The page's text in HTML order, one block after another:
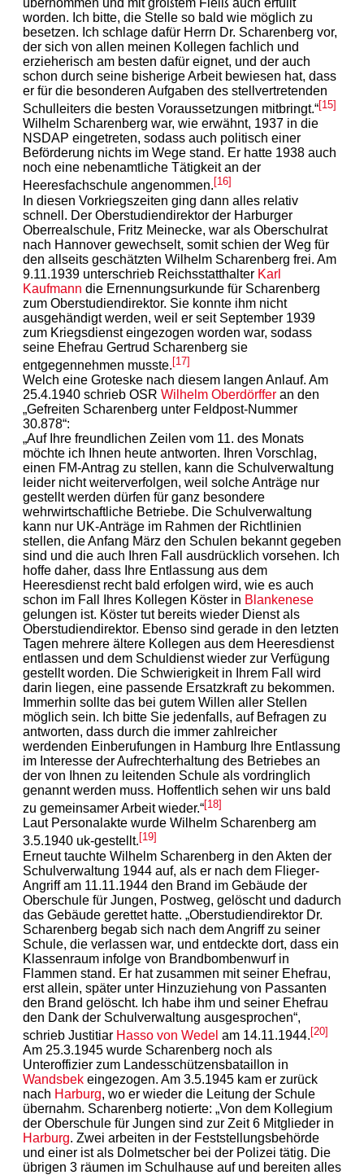
übernommen und mit größtem Fleiß auch erfüllt
worden. Ich bitte, die Stelle so bald wie möglich zu
besetzen. Ich schlage dafür Herrn Dr. Scharenberg vor,
der sich von allen meinen Kollegen fachlich und
erzieherisch am besten dafür eignet, und der auch
schon durch seine bisherige Arbeit bewiesen hat, dass
er für die besonderen Aufgaben des stellvertretenden
Schulleiters die besten Voraussetzungen mitbringt.“[15]
Wilhelm Scharenberg war, wie erwähnt, 1937 in die
NSDAP eingetreten, sodass auch politisch einer
Beförderung nichts im Wege stand. Er hatte 1938 auch
noch eine nebenamtliche Tätigkeit an der
Heeresfachschule angenommen. [16]
In diesen Vorkriegszeiten ging dann alles relativ
schnell. Der Oberstudiendirektor der Harburger
Oberrealschule, Fritz Meinecke, war als Oberschulrat
nach Hannover gewechselt, somit schien der Weg für
den allseits geschätzten Wilhelm Scharenberg frei. Am
9.11.1939 unterschrieb Reichsstatthalter Karl
Kaufmann die Ernennungsurkunde für Scharenberg
zum Oberstudiendirektor. Sie konnte ihm nicht
ausgehändigt werden, weil er seit September 1939
zum Kriegsdienst eingezogen worden war, sodass
seine Ehefrau Gertrud Scharenberg sie
entgegennehmen musste. [17]
Welch eine Groteske nach diesem langen Anlauf. Am
25.4.1940 schrieb OSR Wilhelm Oberdörffer an den
„Gefreiten Scharenberg unter Feldpost-Nummer
30.878“:
„Auf Ihre freundlichen Zeilen vom 11. des Monats
möchte ich Ihnen heute antworten. Ihren Vorschlag,
einen FM-Antrag zu stellen, kann die Schulverwaltung
leider nicht weiterverfolgen, weil solche Anträge nur
gestellt werden dürfen für ganz besondere
wehrwirtschaftliche Betriebe. Die Schulverwaltung
kann nur UK-Anträge im Rahmen der Richtlinien
stellen, die Anfang März den Schulen bekannt gegeben
sind und die auch Ihren Fall ausdrücklich vorsehen. Ich
hoffe daher, dass Ihre Entlassung aus dem
Heeresdienst recht bald erfolgen wird, wie es auch
schon im Fall Ihres Kollegen Köster in Blankenese
gelungen ist. Köster tut bereits wieder Dienst als
Oberstudiendirektor. Ebenso sind gerade in den letzten
Tagen mehrere ältere Kollegen aus dem Heeresdienst
entlassen und dem Schuldienst wieder zur Verfügung
gestellt worden. Die Schwierigkeit in Ihrem Fall wird
darin liegen, eine passende Ersatzkraft zu bekommen.
Immerhin sollte das bei gutem Willen aller Stellen
möglich sein. Ich bitte Sie jedenfalls, auf Befragen zu
antworten, dass durch die immer zahlreicher
werdenden Einberufungen in Hamburg Ihre Entlassung
im Interesse der Aufrechterhaltung des Betriebes an
der von Ihnen zu leitenden Schule als vordringlich
genannt werden muss. Hoffentlich sehen wir uns bald
zu gemeinsamer Arbeit wieder.“[18]
Laut Personalakte wurde Wilhelm Scharenberg am
3.5.1940 uk-gestellt. [19]
Erneut tauchte Wilhelm Scharenberg in den Akten der
Schulverwaltung 1944 auf, als er nach dem Flieger-
Angriff am 11.11.1944 den Brand im Gebäude der
Oberschule für Jungen, Postweg, gelöscht und dadurch
das Gebäude gerettet hatte. „Oberstudiendirektor Dr.
Scharenberg begab sich nach dem Angriff zu seiner
Schule, die verlassen war, und entdeckte dort, dass ein
Klassenraum infolge von Brandbombenwurf in
Flammen stand. Er hat zusammen mit seiner Ehefrau,
erst allein, später unter Hinzuziehung von Passanten
den Brand gelöscht. Ich habe ihm und seiner Ehefrau
den Dank der Schulverwaltung ausgesprochen“,
schrieb Justitiar Hasso von Wedel am 14.11.1944. [20]
Am 25.3.1945 wurde Scharenberg noch als
Unteroffizier zum Landesschützensbataillon in
Wandsbek eingezogen. Am 3.5.1945 kam er zurück
nach Harburg, wo er wieder die Leitung der Schule
übernahm. Scharenberg notierte: „Von dem Kollegium
der Oberschule für Jungen sind zur Zeit 6 Mitglieder in
Harburg. Zwei arbeiten in der Feststellungsbehörde
und einer ist als Dolmetscher bei der Polizei tätig. Die
übrigen 3 räumen im Schulhause auf und bereiten alles